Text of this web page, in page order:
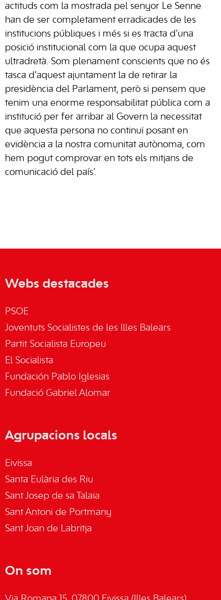
actituds com la mostrada pel senyor Le Senne
han de ser completament erradicades de les
institucions públiques i més si es tracta d’una
posició institucional com la que ocupa aquest
ultradretà. Som plenament conscients que no és
tasca d’aquest ajuntament la de retirar la
presidència del Parlament, però si pensem que
tenim una enorme responsabilitat pública com a
institució per fer arribar al Govern la necessitat
que aquesta persona no continuï posant en
evidència a la nostra comunitat autònoma, com
hem pogut comprovar en tots els mitjans de
comunicació del país’.
Webs destacades
PSOE
Joventuts Socialistes de les Illes Balears
Partit Socialista Europeu
El Socialista
Fundación Pablo Iglesias
Fundació Gabriel Alomar
Agrupacions locals
Eivissa
Santa Eulària des Riu
Sant Josep de sa Talaia
Sant Antoni de Portmany
Sant Joan de Labritja
On som